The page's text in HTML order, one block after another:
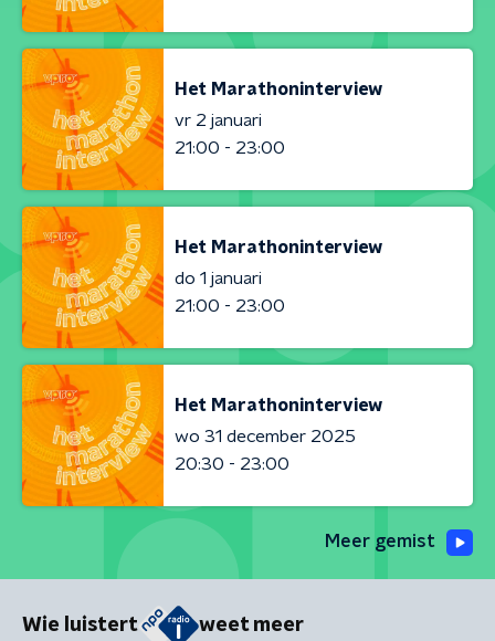
Het Marathoninterview
vr 2 januari
21:00 - 23:00
Het Marathoninterview
do 1 januari
21:00 - 23:00
Het Marathoninterview
wo 31 december 2025
20:30 - 23:00
Meer gemist
Wie luistert weet meer